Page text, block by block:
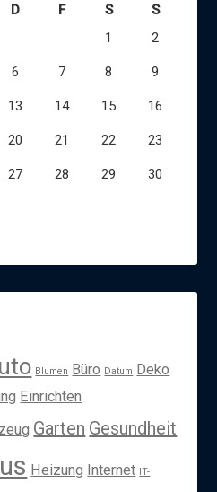
D F S
S
1
2
6 7 8 9
13 14 15 16
20 21 22 23
27 28 29 30
Blumen Büro Datum
Deko
Einrichten
Garten Gesundheit
Heizung Internet IT-